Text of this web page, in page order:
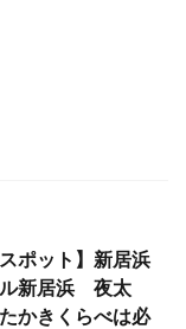
ポット】新居浜
新居浜 夜太
かきくらべは必